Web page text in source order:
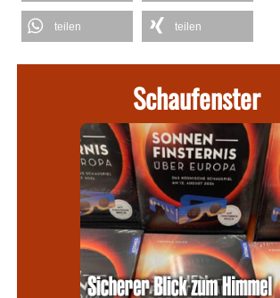
teilen teilen
Schaufenster